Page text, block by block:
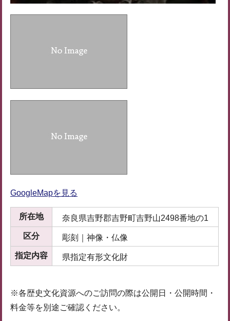
GoogleMapを見る
所在地 奈良県吉野郡吉野町吉野山2498番地の1
区分 彫刻｜神像・仏像
指定内容 県指定有形文化財
※各歴史文化資源へのご訪問の際は公開日・公開時間・
料金等を別途ご確認ください。